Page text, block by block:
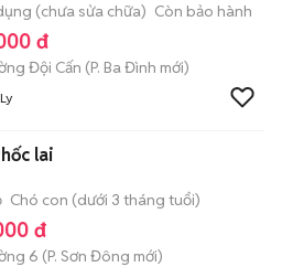
(chưa sửa chữa) Còn bảo hành
đ
Đội Cấn (P. Ba Đình mới)
lai
Chó con (dưới 3 tháng tuổi)
đ
6 (P. Sơn Đông mới)